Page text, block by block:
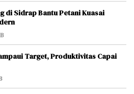
di Sidrap Bantu Petani Kuasai
Target, Produktivitas Capai